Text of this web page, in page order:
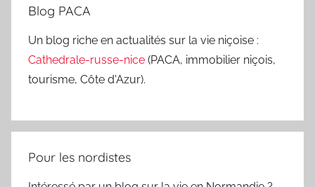
Blog PACA
Un blog riche en actualités sur la vie niçoise :
Cathedrale-russe-nice (PACA, immobilier niçois,
tourisme, Côte d'Azur).
Pour les nordistes